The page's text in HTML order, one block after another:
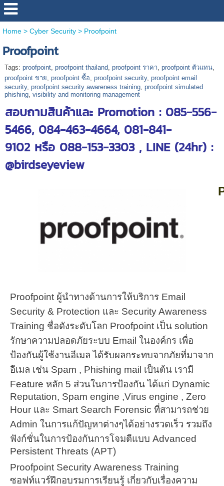
Home> Cyber Security> Proofpoint
Proofpoint
Tags: proofpoint, proofpoint thailand, proofpoint ราคา, proofpoint ตัวแทน,
proofpoint ขาย, proofpoint ซื้อ, proofpoint security, proofpoint email
security, proofpoint security awareness training, proofpoint simulated
phishing, visibility and monitoring management
สอบถามสินค้าและ Promotion : 085-556-
5466, 084-463-4664, 081-841-
9102 หรือ 088-153-3303 , LINE (24hr) :
@birdseyeview
Proofpoint ผู้นำทางด้านการให้บริการ Email
Security & Protection และ Security Awareness
Training ชื่อดังระดับโลก Proofpoint เป็น solution
รักษาความปลอดภัยระบบ Email ในองค์กร เพื่อ
ป้องกันผู้ใช้งานอีเมล ได้รับผลกระทบจากภัยที่มาจาก
อีเมล เช่น Spam , Phishing mail เป็นต้น เรามี
Feature หลัก 5 ส่วนในการป้องกัน ได้แก่ Dynamic
Reputation, Spam engine ,Virus engine , Zero
Hour และ Smart Search Forensic ที่สามารถช่วย
Admin ในการแก้ปัญหาต่างๆได้อย่างรวดเร็ว รวมถึง
ฟังก์ชั่นในการป้องกันการโจมตีแบบ Advanced
Persistent Threats (APT)
Proofpoint Security Awareness Training
ซอฟท์แวร์ฝึกอบรมการเรียนรู้ เกี่ยวกับเรื่องความ